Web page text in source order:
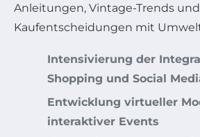
Anleitungen, Vintage-Trends und
Kaufentscheidungen mit
Intensivierung der
Shopping und Social
Entwicklung virtueller
interaktiver Events